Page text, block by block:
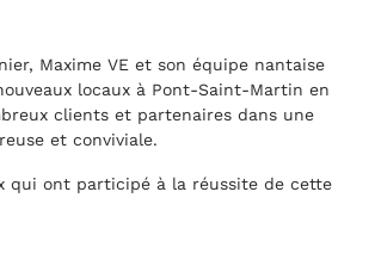
Maxime VE et son équipe nantaise
locaux à Pont-Saint-Martin en
clients et partenaires dans une
et conviviale.
qui ont participé à la réussite de cette